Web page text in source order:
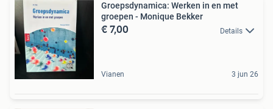
Groepsdynamica: Werken in en met
groepen - Monique Bekker
€ 7,00 Details
Vianen 3 jun 26